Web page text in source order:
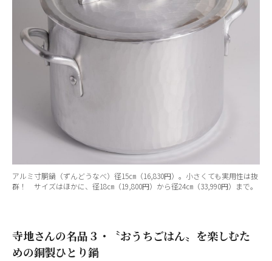
アルミ寸胴鍋（ずんどうなべ）径15㎝（16,830円）。小さくても実用性は抜
群！ サイズはほかに、径18㎝（19,800円）から径24㎝（33,990円）まで。
寺地さんの名品３・〝おうちごはん〟を楽しむた
めの銅製ひとり鍋